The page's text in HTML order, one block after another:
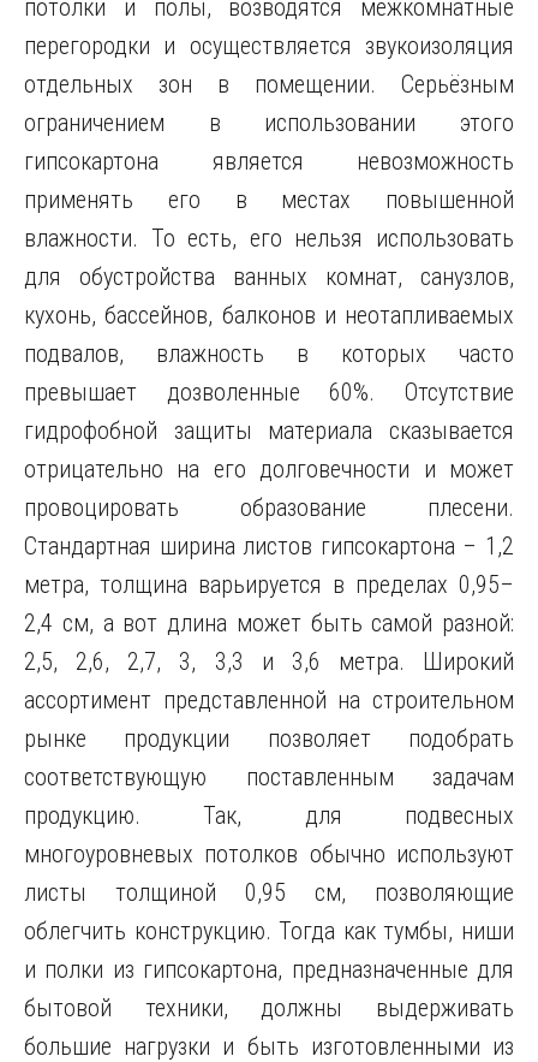
потолки и полы, возводятся межкомнатные
перегородки и осуществляется звукоизоляция
отдельных зон в помещении. Серьёзным
ограничением в использовании этого
гипсокартона является невозможность
применять его в местах повышенной
влажности. То есть, его нельзя использовать
для обустройства ванных комнат, санузлов,
кухонь, бассейнов, балконов и неотапливаемых
подвалов, влажность в которых часто
превышает дозволенные 60%. Отсутствие
гидрофобной защиты материала сказывается
отрицательно на его долговечности и может
провоцировать образование плесени.
Стандартная ширина листов гипсокартона – 1,2
метра, толщина варьируется в пределах 0,95–
2,4 см, а вот длина может быть самой разной:
2,5, 2,6, 2,7, 3, 3,3 и 3,6 метра. Широкий
ассортимент представленной на строительном
рынке продукции позволяет подобрать
соответствующую поставленным задачам
продукцию. Так, для подвесных
многоуровневых потолков обычно используют
листы толщиной 0,95 см, позволяющие
облегчить конструкцию. Тогда как тумбы, ниши
и полки из гипсокартона, предназначенные для
бытовой техники, должны выдерживать
большие нагрузки и быть изготовленными из